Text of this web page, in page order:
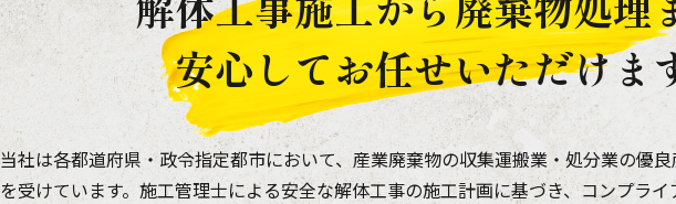
解体工事施工から廃棄物処理
安心してお任せいただけま
当社は各都道府県・政令指定都市において、産業廃棄物の収集運搬業・処分業の優
を受けています。施工管理士による安全な解体工事の施工計画に基づき、コンプラ